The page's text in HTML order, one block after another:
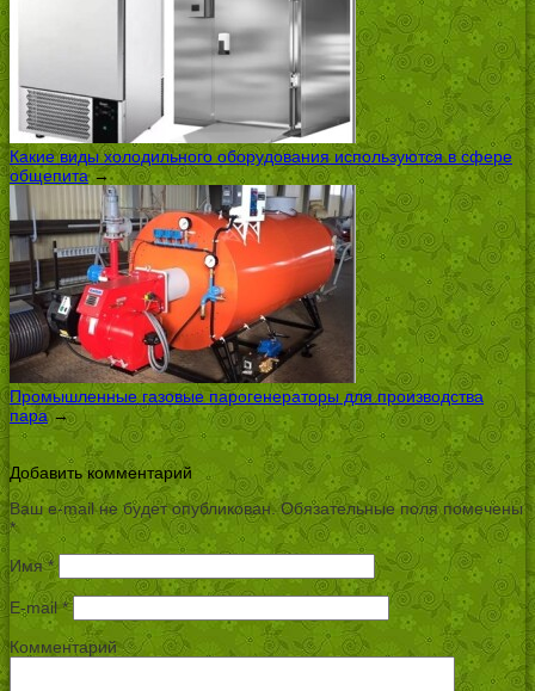
Какие виды холодильного оборудования используются в сфере
общепита→
Промышленные газовые парогенераторы для производства
пара→
Добавить комментарий
Ваш e-mail не будет опубликован.Обязательные поля помечены
*
Имя*
E-mail*
Комментарий